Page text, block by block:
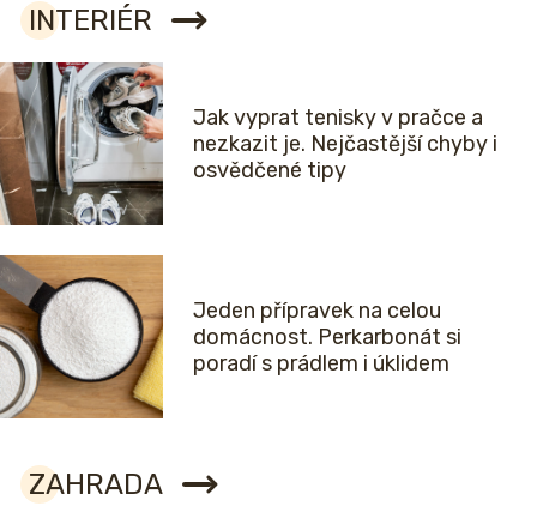
INTERIÉR
Jak vyprat tenisky v pračce a
nezkazit je. Nejčastější chyby i
osvědčené tipy
Jeden přípravek na celou
domácnost. Perkarbonát si
poradí s prádlem i úklidem
ZAHRADA